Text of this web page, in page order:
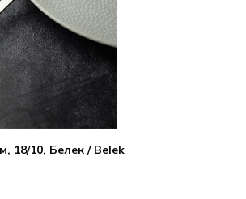
18/10, Белек / Belek